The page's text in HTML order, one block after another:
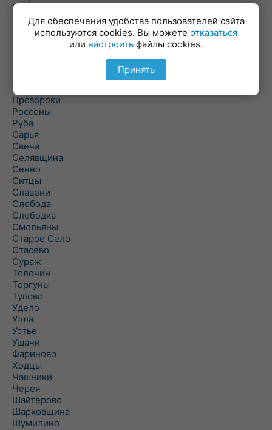
Пальминка
Парафьяново
Плисса
Повятье
Погоща
Подсвилье
Полоцк
Поставы
Прозороки
Россоны
Руба
Сарья
Свеча
Селявщина
Сенно
Ситцы
Славени
Слобода
Слободка
Смольяны
Старое Село
Стасево
Сураж
Толочин
Торгуны
Тулово
Удело
Улла
Устье
Ушачи
Фариново
Ходцы
Чашники
Черея
Шайтерово
Шарковщина
Шумилино
Для обеспечения удобства пользователей сайта
используются cookies. Вы можете отказаться
или настроить файлы cookies.
Принять